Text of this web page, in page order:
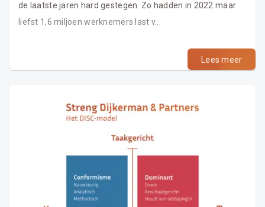
de laatste jaren hard gestegen. Zo hadden in 2022 maar
liefst 1,6 miljoen werknemers last v...
Lees meer